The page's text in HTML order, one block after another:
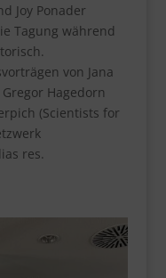
Joy Ponader
Tagung während
von Jana
Hagedorn
(Scientists for
res.